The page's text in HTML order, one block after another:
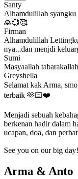
Santy
Alhamdulillah syangku
🙏💞🥰
Firman
Alhamdulillah
nya...dan menjdi
Sumi
Masyaallah
Greyshella
Selamat kak Arma,
terbaik 🫶🏻❤️
Menjadi sebuah
berkenan hadir dalam
ucapan, doa, dan
See you on our big day!
Arma & Anto